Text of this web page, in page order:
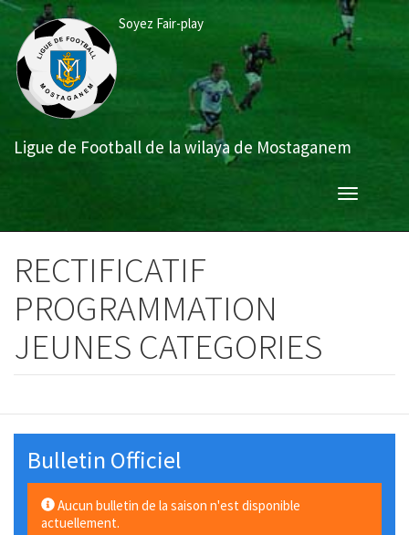
Aller
contenu
principal
Ligue de Football de la wilaya de Mostaganem
Soyez Fair-play
Toggle
RECTIFICATIF
PROGRAMMATION
JEUNES CATEGORIES
Bulletin Officiel
Aucun bulletin de la saison n'est disponible
actuellement.